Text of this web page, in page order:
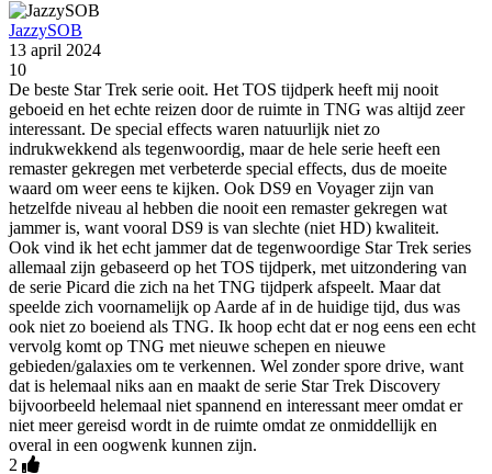
JazzySOB
13 april 2024
10
De beste Star Trek serie ooit. Het TOS tijdperk heeft mij nooit
geboeid en het echte reizen door de ruimte in TNG was altijd zeer
interessant. De special effects waren natuurlijk niet zo
indrukwekkend als tegenwoordig, maar de hele serie heeft een
remaster gekregen met verbeterde special effects, dus de moeite
waard om weer eens te kijken. Ook DS9 en Voyager zijn van
hetzelfde niveau al hebben die nooit een remaster gekregen wat
jammer is, want vooral DS9 is van slechte (niet HD) kwaliteit.
Ook vind ik het echt jammer dat de tegenwoordige Star Trek series
allemaal zijn gebaseerd op het TOS tijdperk, met uitzondering van
de serie Picard die zich na het TNG tijdperk afspeelt. Maar dat
speelde zich voornamelijk op Aarde af in de huidige tijd, dus was
ook niet zo boeiend als TNG. Ik hoop echt dat er nog eens een echt
vervolg komt op TNG met nieuwe schepen en nieuwe
gebieden/galaxies om te verkennen. Wel zonder spore drive, want
dat is helemaal niks aan en maakt de serie Star Trek Discovery
bijvoorbeeld helemaal niet spannend en interessant meer omdat er
niet meer gereisd wordt in de ruimte omdat ze onmiddellijk en
overal in een oogwenk kunnen zijn.
2